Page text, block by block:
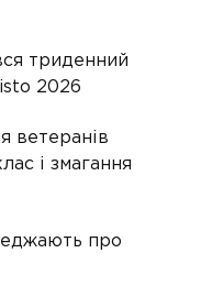
триденний
2026
ветеранів
і змагання
про